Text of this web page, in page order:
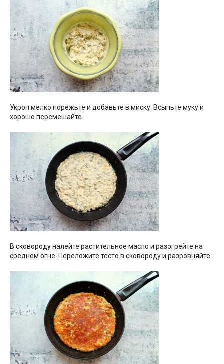
Укроп мелко порежьте и добавьте в миску. Всыпьте муку и
хорошо перемешайте.
В сковороду налейте растительное масло и разогрейте на
среднем огне. Переложите тесто в сковороду и разровняйте.